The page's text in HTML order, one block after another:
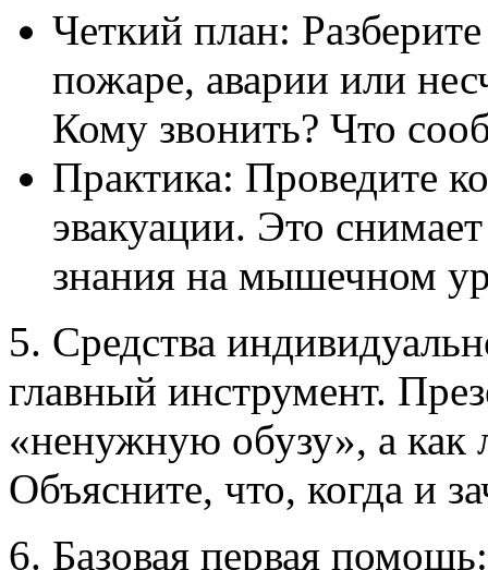
Четкий план:
пожаре, аварии или
Кому звонить? Что
Практика: Проведите
эвакуации. Это
знания на мышечном
5. Средства
главный инструмент.
«ненужную обузу», а
Объясните, что, когда и
6. Базовая первая